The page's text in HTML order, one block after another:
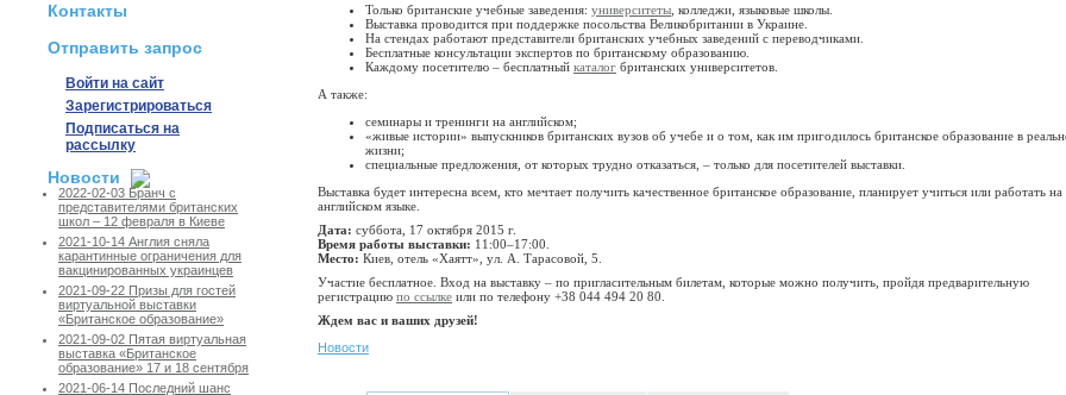
Контакты
Отправить запрос
Войти на сайт
Зарегистрироваться
Подписаться на
рассылку
Новости
2022-02-03 Бранч с
представителями британских
школ – 12 февраля в Киеве
2021-10-14 Англия сняла
карантинные ограничения для
вакцинированных украинцев
2021-09-22 Призы для гостей
виртуальной выставки
«Британское образование»
2021-09-02 Пятая виртуальная
выставка «Британское
образование» 17 и 18 сентября
2021-06-14 Последний шанс
Только британские учебные заведения: университеты , колледжи, языковые школы.
Выставка проводится при поддержке посольства Великобритании в Украине.
На стендах работают представители британских учебных заведений с переводчиками.
Бесплатные консультации экспертов по британскому образованию.
Каждому посетителю – бесплатный каталог британских университетов.
А также:
семинары и тренинги на английском;
«живые истории» выпускников британских вузов об учебе и о том, как им пригодилось британское образование в
жизни;
специальные предложения, от которых трудно отказаться, – только для посетителей выставки.
Выставка будет интересна всем, кто мечтает получить качественное британское образование, планирует учиться или работать на
английском языке.
Дата: суббота, 17 октября 2015 г.
Время работы выставки: 11:00–17:00.
Место: Киев, отель «Хаятт», ул. А. Тарасовой, 5.
Участие бесплатное. Вход на выставку – по пригласительным билетам, которые можно получить, пройдя предварительную
регистрацию по ссылке или по телефону +38 044 494 20 80.
Ждем вас и ваших друзей!
Новости